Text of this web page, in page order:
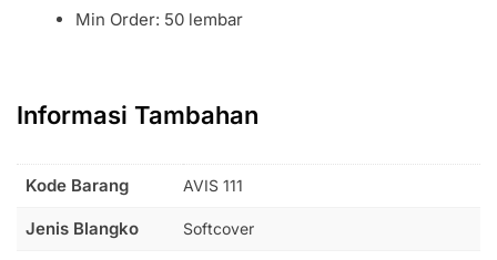
Min Order: 50 lembar
Informasi Tambahan
Kode Barang AVIS 111
Jenis Blangko Softcover